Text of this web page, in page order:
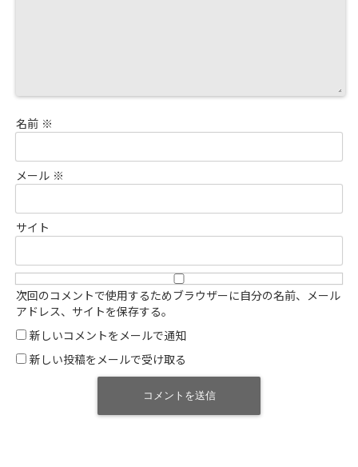
名前 ※
メール ※
サイト
次回のコメントで使用するためブラウザーに自分の名前、メール
アドレス、サイトを保存する。
新しいコメントをメールで通知
新しい投稿をメールで受け取る